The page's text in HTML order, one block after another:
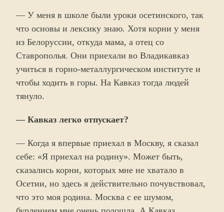
— У меня в школе были уроки осетинского, так
что основы и лексику знаю. Хотя корни у меня
из Белоруссии, откуда мама, а отец со
Ставрополья. Они приехали во Владикавказ
учиться в горно-металлургическом институте и
чтобы ходить в горы. На Кавказ тогда людей
тянуло.
— Кавказ легко отпускает?
— Когда я впервые приехал в Москву, я сказал
себе: «Я приехал на родину». Может быть,
сказались корни, которых мне не хватало в
Осетии, но здесь я действительно почувствовал,
что это моя родина. Москва с ее шумом,